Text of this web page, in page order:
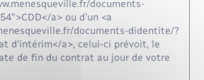
documents-
a> ou d'un <a
documents-didentite/?
d'intérim</a>, celui-ci prévoit, le
de fin du contrat au jour de votre